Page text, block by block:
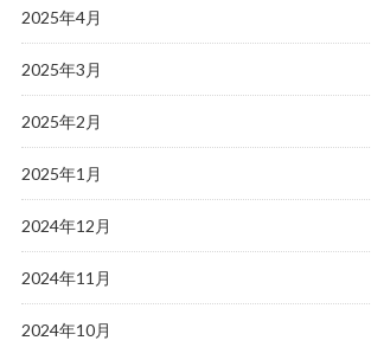
2025年4月
2025年3月
2025年2月
2025年1月
2024年12月
2024年11月
2024年10月